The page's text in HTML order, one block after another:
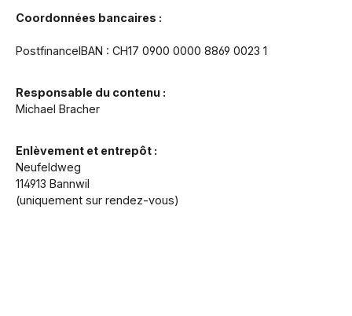
Coordonnées bancaires :
PostfinanceIBAN : CH17 0900 0000 8869 0023 1
Responsable du contenu :
Michael Bracher
Enlèvement et entrepôt :
Neufeldweg
114913 Bannwil
(uniquement sur rendez-vous)